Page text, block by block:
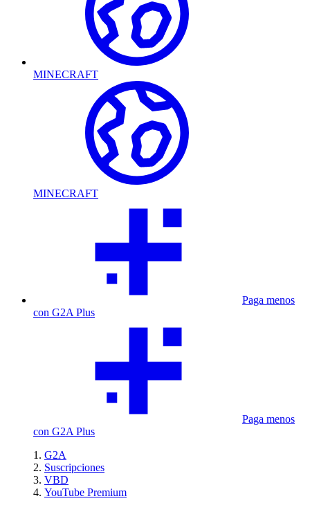
MINECRAFT
MINECRAFT
Paga menos
con G2A Plus
Paga menos
con G2A Plus
G2A
Suscripciones
VBD
YouTube Premium